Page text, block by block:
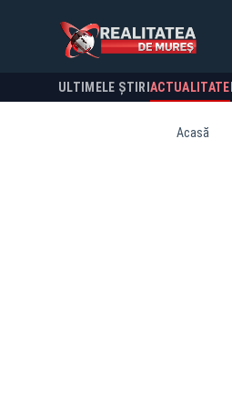
ULTIMELE ȘTIRI ACTUALITATE
Acasă